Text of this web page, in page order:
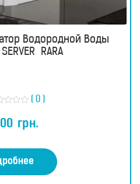
Водородной Воды
RARA
( 0 )
грн.